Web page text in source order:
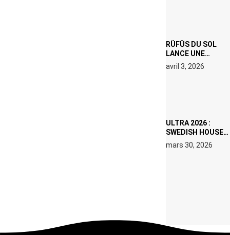
RÜFÜS DU SOL
LANCE UNE
RÉSIDENCE DJ
SET DE QUATRE
avril 3, 2026
ULTRA 2026 :
SWEDISH HOUSE
MAFIA RETROUVE
ERIC PRYDZ DANS
mars 30, 2026